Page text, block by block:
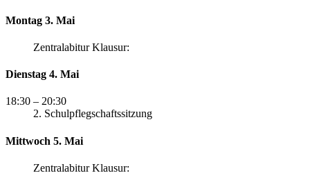
Montag 3. Mai
Zentralabitur Klausur:
Dienstag 4. Mai
18:30 – 20:30
2. Schulpflegschaftssitzung
Mittwoch 5. Mai
Zentralabitur Klausur: